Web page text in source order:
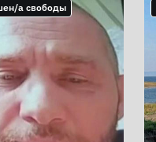
а свободы